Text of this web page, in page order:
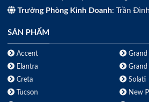
Trưởng Phòng Kinh Doanh: Trần
SẢN PHẨM
Accent
Elantra
Creta
Tucson
Grand
Solati
New